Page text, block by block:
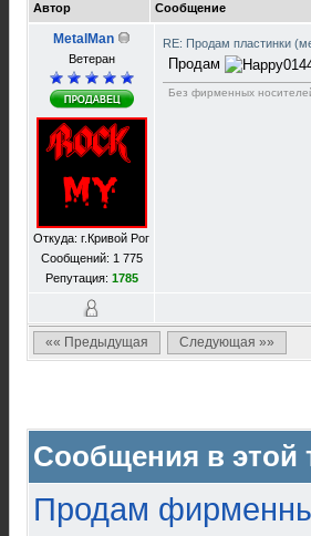
Автор Сообщение
MetalMan
Ветеран
Откуда: г.Кривой Рог
Сообщений: 1 775
Репутация: 1785
RE: Продам пластинки
Продам
Без фирменных
«« Предыдущая Следующая »»
Сообщения в этой
Продам